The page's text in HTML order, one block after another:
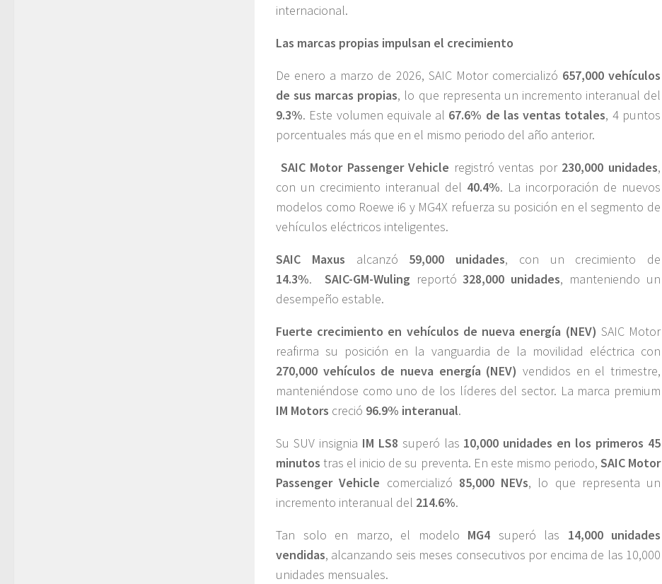
internacional.
Las marcas propias impulsan el crecimiento
De enero a marzo de 2026, SAIC Motor comercializó 657,000 vehículos
de sus marcas propias, lo que representa un incremento interanual del
9.3%. Este volumen equivale al 67.6% de las ventas totales, 4 puntos
porcentuales más que en el mismo periodo del año anterior.
SAIC Motor Passenger Vehicle registró ventas por 230,000 unidades,
con un crecimiento interanual del 40.4%. La incorporación de nuevos
modelos como Roewe i6 y MG4X refuerza su posición en el segmento de
vehículos eléctricos inteligentes.
SAIC Maxus alcanzó 59,000 unidades, con un crecimiento de
14.3%. SAIC-GM-Wuling reportó328,000 unidades, manteniendo un
desempeño estable.
Fuerte crecimiento en vehículos de nueva energía (NEV) SAIC Motor
reafirma su posición en la vanguardia de la movilidad eléctrica con
270,000 vehículos de nueva energía (NEV) vendidos en el trimestre,
manteniéndose como uno de los líderes del sector. La marca premium
IM Motors creció 96.9% interanual.
Su SUV insignia IM LS8 superó las 10,000 unidades en los primeros 45
minutos tras el inicio de su preventa. En este mismo periodo, SAIC Motor
Passenger Vehicle comercializó 85,000 NEVs, lo que representa un
incremento interanual del 214.6%.
Tan solo en marzo, el modelo MG4 superó las 14,000 unidades
vendidas, alcanzando seis meses consecutivos por encima de las 10,000
unidades mensuales.